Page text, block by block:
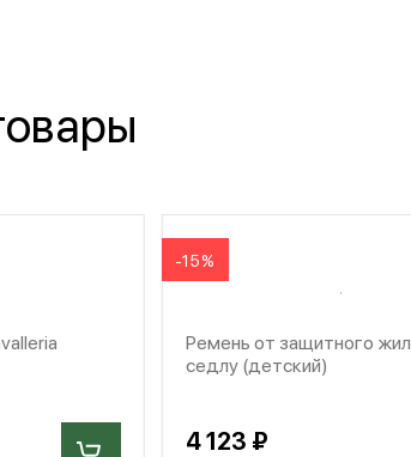
-15%
Ремень от защитного
седлу (детский)
4 123 ₽